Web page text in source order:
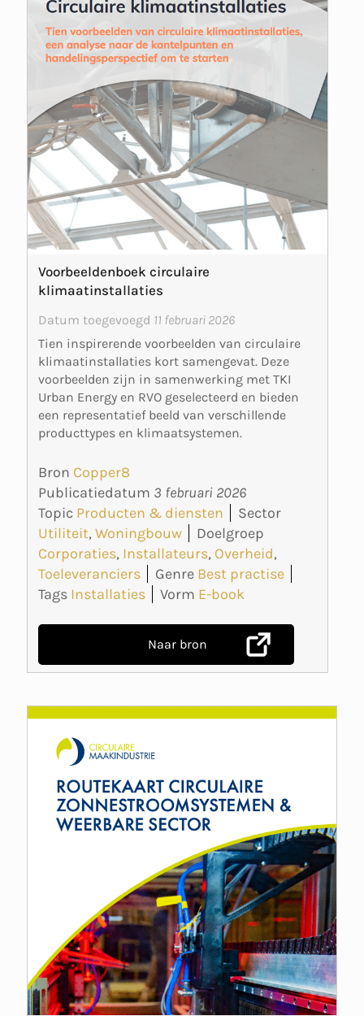
Voorbeeldenboek circulaire
klimaatinstallaties
Datum toegevoegd 11 februari 2026
Tien inspirerende voorbeelden van circulaire
klimaatinstallaties kort samengevat. Deze
voorbeelden zijn in samenwerking met TKI
Urban Energy en RVO geselecteerd en bieden
een representatief beeld van verschillende
producttypes en klimaatsystemen.
Bron Copper8
Publicatiedatum 3 februari 2026
Topic Producten & diensten
Sector
Utiliteit, Woningbouw
Doelgroep
Corporaties, Installateurs, Overheid,
Toeleveranciers
Genre Best practise
Tags Installaties Vorm E-book
Naar bron